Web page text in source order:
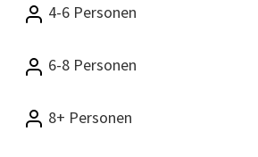
4-6 Personen
6-8 Personen
8+ Personen